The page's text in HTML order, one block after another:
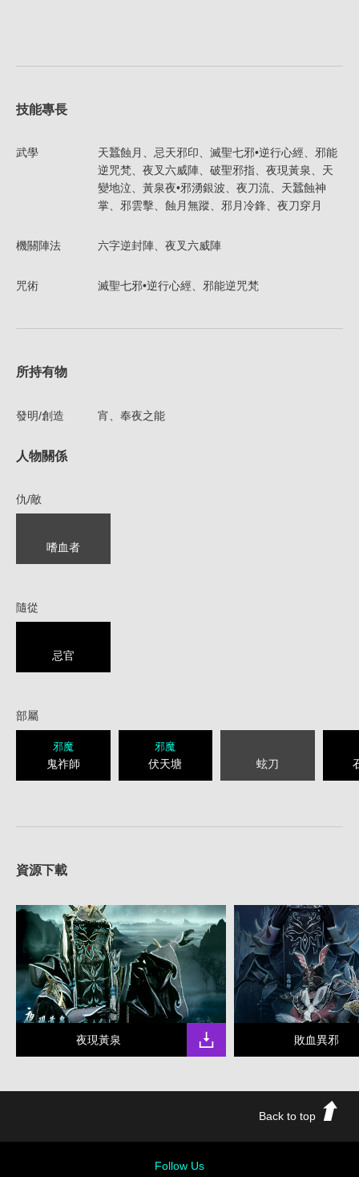
技能專長
武學
天蠶蝕月、忌天邪印、滅聖七邪•逆行心經、邪能
逆咒梵、夜叉六威陣、破聖邪指、夜現黃泉、天
變地泣、黃泉夜•邪湧銀波、夜刀流、天蠶蝕神
掌、邪雲擊、蝕月無蹤、邪月冷鋒、夜刀穿月
機關陣法 六字逆封陣、夜叉六威陣
咒術 滅聖七邪•逆行心經、邪能逆咒梵
所持有物
發明/創造 宵 奉夜之能
人物關係
仇/敵
嗜血者
隨從
忌官
部屬
邪魔
鬼祚師
邪魔
伏天塘 蚿刀
資源下載
夜現黃泉 敗血異邪
Back to top
Follow Us